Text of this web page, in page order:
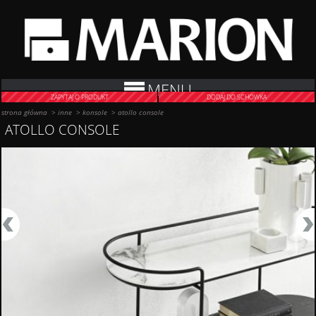
MENU
ZAPYTAJ O PRODUKT DODAJ DO SCHOWKA
strona główna >inne >konsole >atollo console
ATOLLO CONSOLE